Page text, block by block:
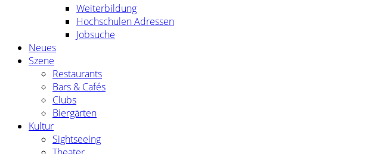
Weiterbildung
Hochschulen Adressen
Jobsuche
Neues
Szene
Restaurants
Bars & Cafés
Clubs
Biergärten
Kultur
Sightseeing